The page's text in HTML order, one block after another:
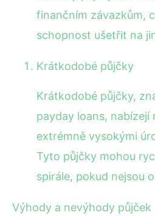
finančním závazkům,
schopnost ušetřit na
Krátkodobé půjčky
Krátkodobé půjčky,
payday loans,
extrémně vysokými
Tyto půjčky mohou
spirále, pokud nejsou
Výhody a nevýhody půjček